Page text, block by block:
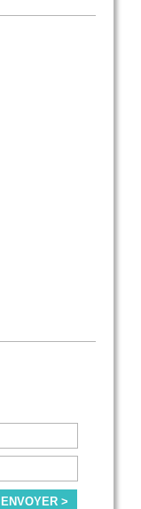
ENVOYER >